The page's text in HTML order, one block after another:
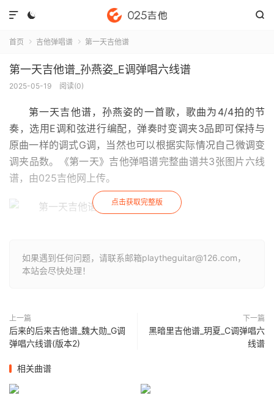
 

首页  吉他弹唱谱  第一天吉他谱
第一天吉他谱_孙燕姿_E调弹唱六线谱
2025-05-19 阅读(0)
第一天吉他谱，孙燕姿的一首歌，歌曲为4/4拍的节
奏，选用E调和弦进行编配，弹奏时变调夹3品即可保持与
原曲一样的调式G调，当然也可以根据实际情况自己微调变
调夹品数。《第一天》吉他弹唱谱完整曲谱共3张图片六线
谱，由025吉他网上传。
点击获取完整版
如果遇到任何问题，请联系邮箱playtheguitar@126.com，
本站会尽快处理！
上一篇
后来的后来吉他谱_魏大勋_G调
弹唱六线谱(版本2)
下一篇
黑暗里吉他谱_玥夏_C调弹唱六
线谱
相关曲谱